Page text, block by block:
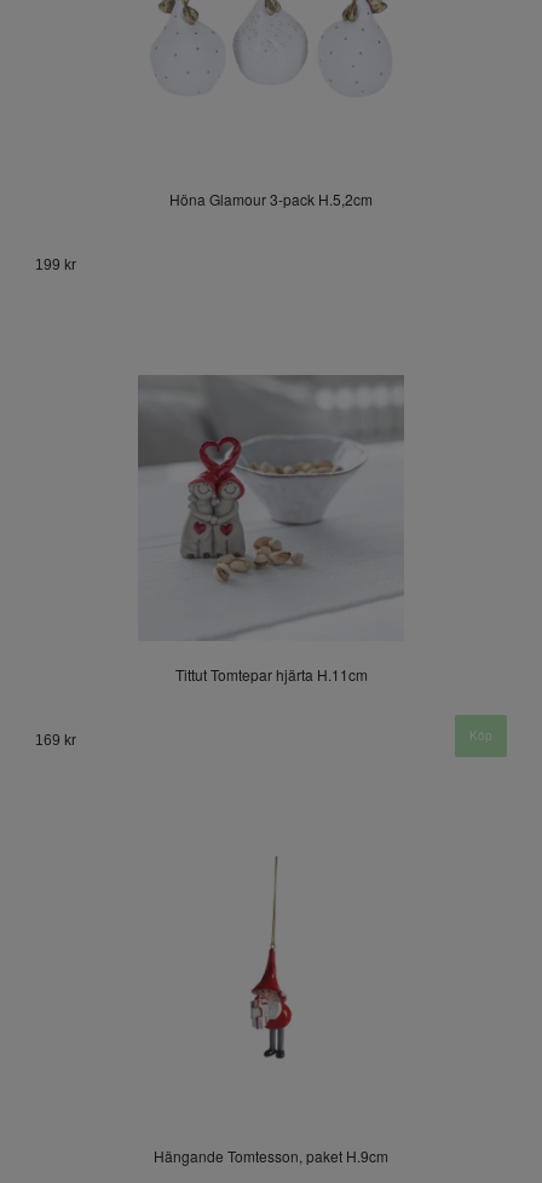
Höna Glamour 3-pack H.5,2cm
199 kr
Tittut Tomtepar hjärta H.11cm
169 kr
Hängande Tomtesson, paket H.9cm